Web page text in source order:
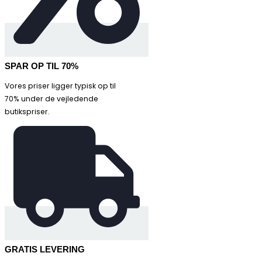
SPAR OP TIL 70%
Vores priser ligger typisk op til
70% under de vejledende
butikspriser.
GRATIS LEVERING